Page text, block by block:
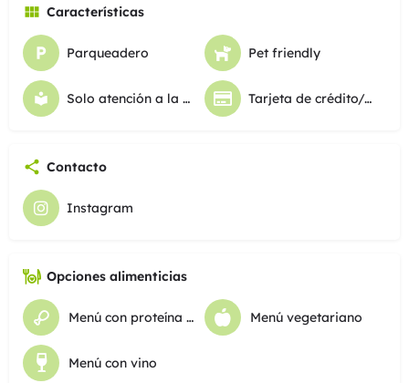
Características
Parqueadero Pet friendly
Solo atención a la mesa Tarjeta de crédito/debito
Contacto
Instagram
Opciones alimenticias
Menú con proteína animal Menú vegetariano
Menú con vino